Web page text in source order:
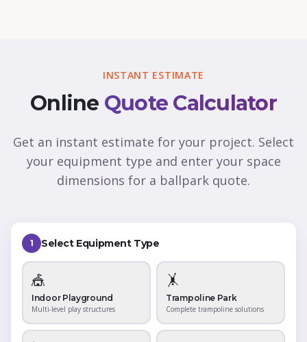
INSTANT ESTIMATE
Online Quote Calculator
Get an instant estimate for your project. Select
your equipment type and enter your space
dimensions for a ballpark quote.
1 Select Equipment Type
🎪
Indoor Playground
Multi-level play structures
🤸
Trampoline Park
Complete trampoline solutions